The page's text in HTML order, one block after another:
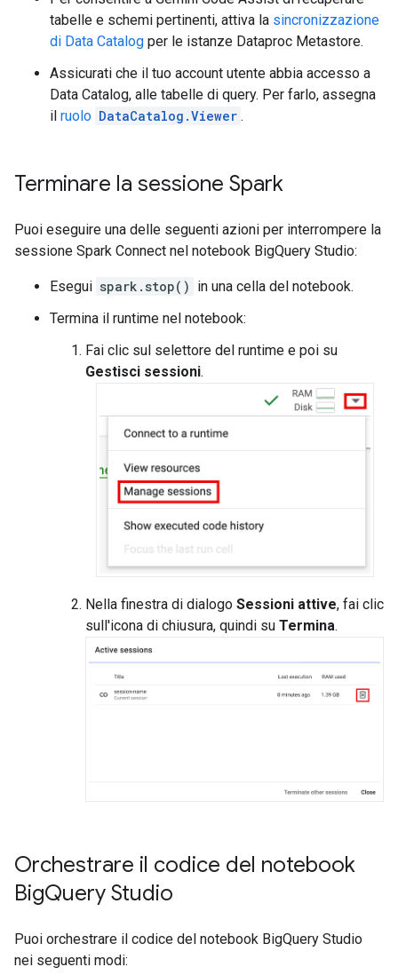
tabelle e schemi pertinenti, attiva la sincronizzazione
di Data Catalog per le istanze Dataproc Metastore.
Assicurati che il tuo account utente abbia accesso a
Data Catalog, alle tabelle di query. Per farlo, assegna
il ruolo DataCatalog.Viewer .
Terminare la sessione Spark
Puoi eseguire una delle seguenti azioni per interrompere la
sessione Spark Connect nel notebook BigQuery Studio:
Esegui spark.stop() in una cella del notebook.
Termina il runtime nel notebook:
Fai clic sul selettore del runtime e poi su
Gestisci sessioni.
Nella finestra di dialogo Sessioni attive, fai clic
sull'icona di chiusura, quindi su Termina.
Orchestrare il codice del notebook
BigQuery Studio
Puoi orchestrare il codice del notebook BigQuery Studio
nei seguenti modi: